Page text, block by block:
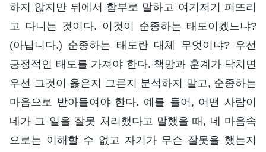
하지 않지만 뒤에서 함부로 말하고 여기저기 퍼뜨리
고 다니는 것이다. 이것이 순종하는 태도이겠느냐?
(아닙니다.) 순종하는 태도란 대체 무엇이냐? 우선
긍정적인 태도를 가져야 한다. 책망과 훈계가 닥치면
우선 그것이 옳은지 그른지 분석하지 말고, 순종하는
마음으로 받아들여야 한다. 예를 들어, 어떤 사람이
네가 그 일을 잘못 처리했다고 말했을 때, 네 마음속
으로는 이해할 수 없고 자기가 무슨 잘못을 했는지